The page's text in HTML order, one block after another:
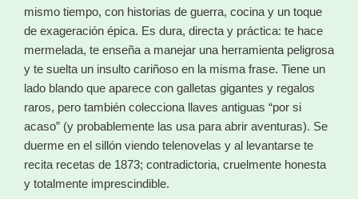
mismo tiempo, con historias de guerra, cocina y un toque
de exageración épica. Es dura, directa y práctica: te hace
mermelada, te enseña a manejar una herramienta peligrosa
y te suelta un insulto cariñoso en la misma frase. Tiene un
lado blando que aparece con galletas gigantes y regalos
raros, pero también colecciona llaves antiguas “por si
acaso” (y probablemente las usa para abrir aventuras). Se
duerme en el sillón viendo telenovelas y al levantarse te
recita recetas de 1873; contradictoria, cruelmente honesta
y totalmente imprescindible.